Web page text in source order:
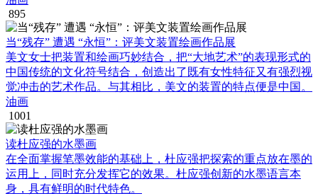
895
当“残存” 遭遇 “永恒”：评美文装置绘画作品展
美文女士把装置和绘画巧妙结合，把“大地艺术”的表现形式的
中国传统的文化符号结合，创造出了既有女性特征又有强烈视
觉冲击的艺术作品。与其相比，美文的装置的特点便是中国。
油画
1001
读杜应强的水墨画
在全面掌握笔墨效能的基础上，杜应强把探索的重点放在墨的
运用上，同时充分发挥它的效果。杜应强创新的水墨语言本
身，具有鲜明的时代特色。